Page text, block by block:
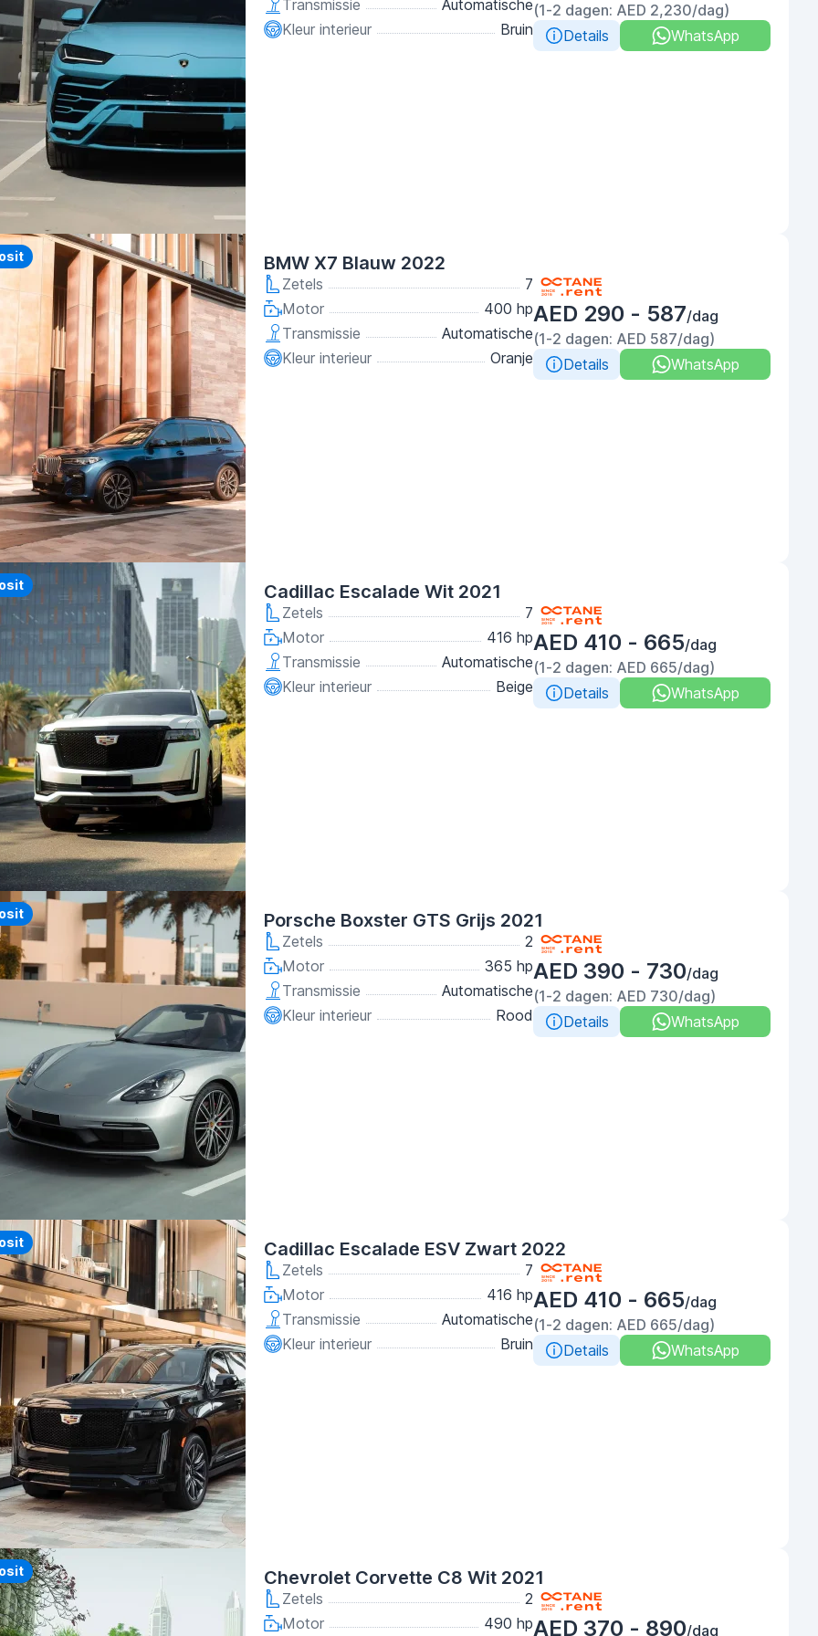
Transmissie
Automatische
Kleur interieur
Bruin
(1-2 dagen: AED 2,230/dag)
Details
WhatsApp
BMW X7 Blauw 2022
Zetels
7
Motor
400 hp
Transmissie
Automatische
Kleur interieur
Oranje
AED 290 - 587/dag
(1-2 dagen: AED 587/dag)
Details
WhatsApp
Cadillac Escalade Wit 2021
Zetels
7
Motor
416 hp
Transmissie
Automatische
Kleur interieur
Beige
AED 410 - 665/dag
(1-2 dagen: AED 665/dag)
Details
WhatsApp
Porsche Boxster GTS Grijs 2021
Zetels
2
Motor
365 hp
Transmissie
Automatische
Kleur interieur
Rood
AED 390 - 730/dag
(1-2 dagen: AED 730/dag)
Details
WhatsApp
Cadillac Escalade ESV Zwart 2022
Zetels
7
Motor
416 hp
Transmissie
Automatische
Kleur interieur
Bruin
AED 410 - 665/dag
(1-2 dagen: AED 665/dag)
Details
WhatsApp
Chevrolet Corvette C8 Wit 2021
Zetels
2
Motor
490 hpAED 370 - 890/dag